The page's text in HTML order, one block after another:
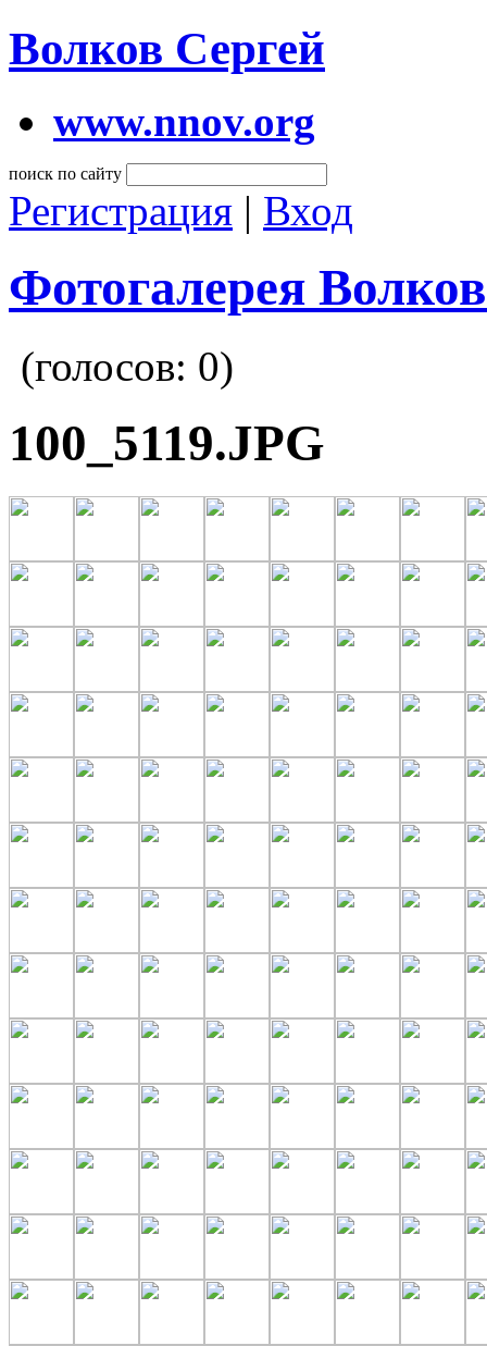
Волков Сергей
www.nnov.org
поиск по сайту
Регистрация | Вход
Фотогалерея
(голосов: 0)
100_5119.JPG